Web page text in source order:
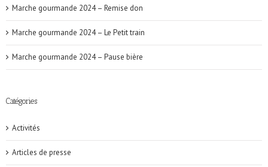
Marche gourmande 2024 – Remise don
Marche gourmande 2024 – Le Petit train
Marche gourmande 2024 – Pause bière
Catégories
Activités
Articles de presse